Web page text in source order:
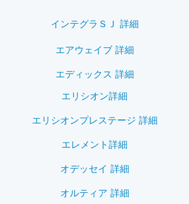
インテグラＳＪ 詳細
エアウェイブ 詳細
エディックス 詳細
エリシオン詳細
エリシオンプレステージ 詳細
エレメント詳細
オデッセイ 詳細
オルティア 詳細